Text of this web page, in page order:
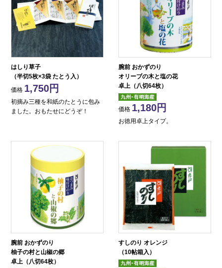
はしり草子
（半切5枚×3袋 たとう入）
価格 1,750
初摘み三種を和紙のたとうに包み
ました。おもたせにどうぞ！
腕前 おかずのり
オリーブの木と塩の花
卓上（八切64枚）
価格 1,180
お徳用卓上タイプ。
腕前 おかずのり
柚子の村と山椒の郷
卓上（八切64枚）
すしのり オレンジ
（10帖箱入）